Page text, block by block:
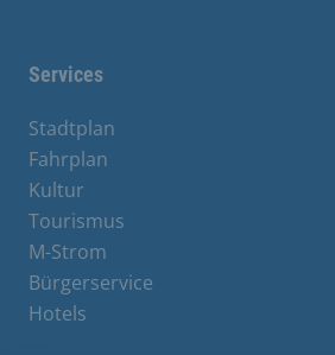
Services
Stadtplan
Fahrplan
Kultur
Tourismus
M-Strom
Bürgerservice
Hotels